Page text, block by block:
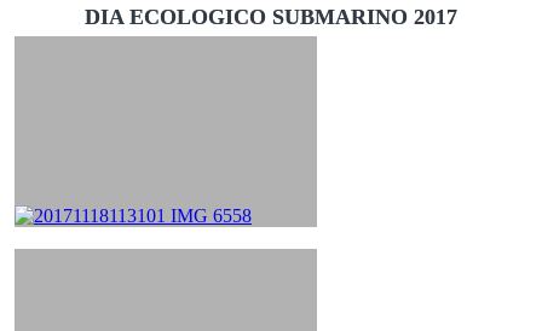
DIA ECOLOGICO SUBMARINO 2017